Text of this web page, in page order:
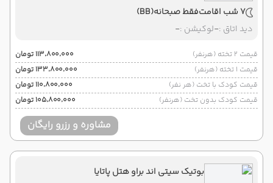
7 شب اقامت فقط صبحانه(BB)
دید اتاق :-لوکیشن :-
قیمت 2 تخته (هرنفر)
۱۱۳٬۸۰۰٬۰۰۰ تومان
قیمت 1 تخته (هرنفر)
۱۳۳٬۸۰۰٬۰۰۰ تومان
قیمت کودک با تخت (هر نفر)
۱۱۰٬۸۰۰٬۰۰۰ تومان
قیمت کودک بدون تخت (هرنفر)
۱۰۵٬۸۰۰٬۰۰۰ تومان
مشاوره و رزرو رایگان
بوتیک سیتی اند براو هتل پاتایا